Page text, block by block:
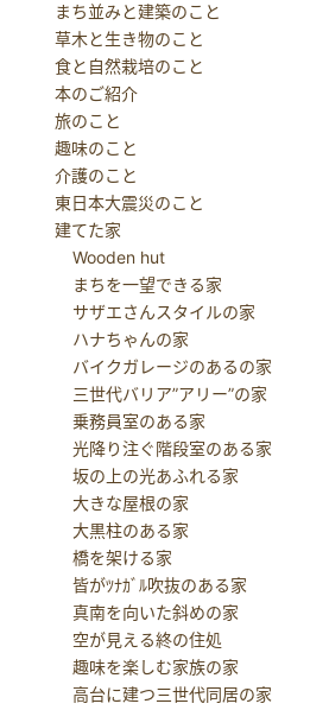
まち並みと建築のこと
草木と生き物のこと
食と自然栽培のこと
本のご紹介
旅のこと
趣味のこと
介護のこと
東日本大震災のこと
建てた家
Wooden hut
まちを一望できる家
サザエさんスタイルの家
ハナちゃんの家
バイクガレージのあるの家
三世代バリア”アリー”の家
乗務員室のある家
光降り注ぐ階段室のある家
坂の上の光あふれる家
大きな屋根の家
大黒柱のある家
橋を架ける家
皆がﾂﾅｶﾞﾙ吹抜のある家
真南を向いた斜めの家
空が見える終の住処
趣味を楽しむ家族の家
高台に建つ三世代同居の家